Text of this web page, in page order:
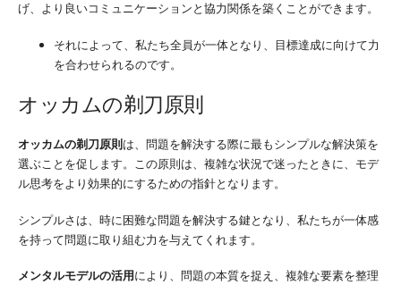
げ、より良いコミュニケーションと協力関係を築くことができます。
それによって、私たち全員が一体となり、目標達成に向けて力
を合わせられるのです。
オッカムの剃刀原則
オッカムの剃刀原則は、問題を解決する際に最もシンプルな解決策を
選ぶことを促します。この原則は、複雑な状況で迷ったときに、モデ
ル思考をより効果的にするための指針となります。
シンプルさは、時に困難な問題を解決する鍵となり、私たちが一体感
を持って問題に取り組む力を与えてくれます。
メンタルモデルの活用により、問題の本質を捉え、複雑な要素を整理